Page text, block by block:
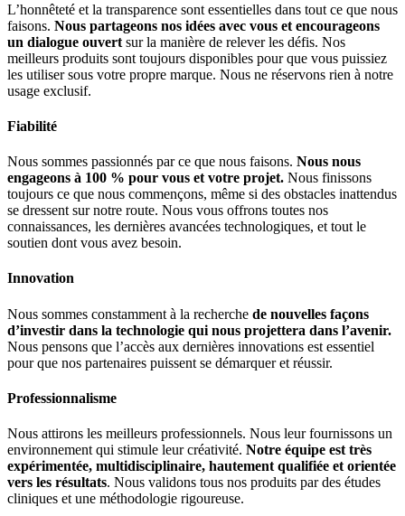
L’honnêteté et la transparence sont essentielles dans tout ce que nous
faisons. Nous partageons nos idées avec vous et encourageons
un dialogue ouvert sur la manière de relever les défis. Nos
meilleurs produits sont toujours disponibles pour que vous puissiez
les utiliser sous votre propre marque. Nous ne réservons rien à notre
usage exclusif.
Fiabilité
Nous sommes passionnés par ce que nous faisons. Nous nous
engageons à 100 % pour vous et votre projet. Nous finissons
toujours ce que nous commençons, même si des obstacles inattendus
se dressent sur notre route. Nous vous offrons toutes nos
connaissances, les dernières avancées technologiques, et tout le
soutien dont vous avez besoin.
Innovation
Nous sommes constamment à la recherche de nouvelles façons
d’investir dans la technologie qui nous projettera dans l’avenir.
Nous pensons que l’accès aux dernières innovations est essentiel
pour que nos partenaires puissent se démarquer et réussir.
Professionnalisme
Nous attirons les meilleurs professionnels. Nous leur fournissons un
environnement qui stimule leur créativité. Notre équipe est très
expérimentée, multidisciplinaire, hautement qualifiée et orientée
vers les résultats. Nous validons tous nos produits par des études
cliniques et une méthodologie rigoureuse.